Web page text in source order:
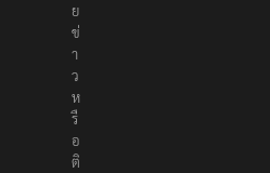
ย
ข่
า
ว
ห
รื
อ
ติ